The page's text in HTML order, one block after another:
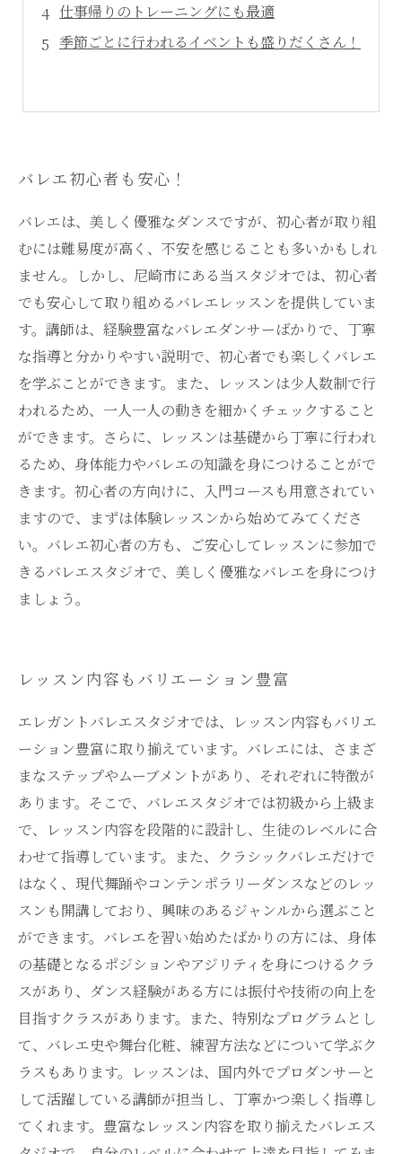
仕事帰りのトレーニングにも最適
季節ごとに行われるイベントも盛りだくさん！
バレエ初心者も安心！
バレエは、美しく優雅なダンスですが、初心者が取り組
むには難易度が高く、不安を感じることも多いかもしれ
ません。しかし、尼崎市にある当スタジオでは、初心者
でも安心して取り組めるバレエレッスンを提供していま
す。講師は、経験豊富なバレエダンサーばかりで、丁寧
な指導と分かりやすい説明で、初心者でも楽しくバレエ
を学ぶことができます。また、レッスンは少人数制で行
われるため、一人一人の動きを細かくチェックすること
ができます。さらに、レッスンは基礎から丁寧に行われ
るため、身体能力やバレエの知識を身につけることがで
きます。初心者の方向けに、入門コースも用意されてい
ますので、まずは体験レッスンから始めてみてくださ
い。バレエ初心者の方も、ご安心してレッスンに参加で
きるバレエスタジオで、美しく優雅なバレエを身につけ
ましょう。
レッスン内容もバリエーション豊富
エレガントバレエスタジオでは、レッスン内容もバリエ
ーション豊富に取り揃えています。バレエには、さまざ
まなステップやムーブメントがあり、それぞれに特徴が
あります。そこで、バレエスタジオでは初級から上級ま
で、レッスン内容を段階的に設計し、生徒のレベルに合
わせて指導しています。また、クラシックバレエだけで
はなく、現代舞踊やコンテンポラリーダンスなどのレッ
スンも開講しており、興味のあるジャンルから選ぶこと
ができます。バレエを習い始めたばかりの方には、身体
の基礎となるポジションやアジリティを身につけるクラ
スがあり、ダンス経験がある方には振付や技術の向上を
目指すクラスがあります。また、特別なプログラムとし
て、バレエ史や舞台化粧、練習方法などについて学ぶク
ラスもあります。レッスンは、国内外でプロダンサーと
して活躍している講師が担当し、丁寧かつ楽しく指導し
てくれます。豊富なレッスン内容を取り揃えたバレエス